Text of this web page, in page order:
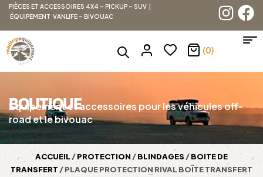
PIÈCES ET ACCESSOIRES 4X4 – PICKUP – SUV |
ÉQUIPEMENT VANLIFE – BIVOUAC
(0)
BOUTIQUE
Équipement et accessoires pour les véhicules off-
road et le bivouac
ACCUEIL /PROTECTION /BLINDAGES /BOITE DE
TRANSFERT / PLAQUE PROTECTION RIVAL BOÎTE TRANSFERT